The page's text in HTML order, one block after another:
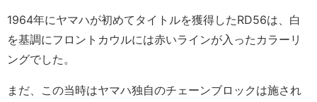
1964年にヤマハが初めてタイトルを獲得したRD56は、白
を基調にフロントカウルには赤いラインが入ったカラーリ
ングでした。
まだ、この当時はヤマハ独自のチェーンブロックは施され